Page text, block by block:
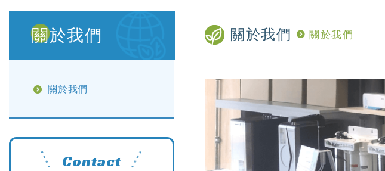
關於我們
關於我們
Contact
關於我們 關於我們